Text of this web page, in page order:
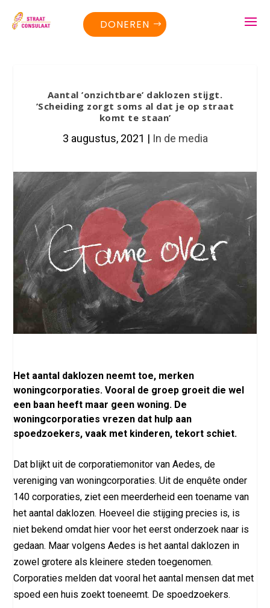
DONEREN
Aantal ’onzichtbare’ daklozen stijgt.
’Scheiding zorgt soms al dat je op straat
komt te staan’
3 augustus, 2021 | In de media
Het aantal daklozen neemt toe, merken
woningcorporaties. Vooral de groep groeit die wel
een baan heeft maar geen woning. De
woningcorporaties vrezen dat hulp aan
spoedzoekers, vaak met kinderen, tekort schiet.
Dat blijkt uit de corporatiemonitor van Aedes, de
vereniging van woningcorporaties. Uit de enquête onder
140 corporaties, ziet een meerderheid een toename van
het aantal daklozen. Hoeveel die stijging precies is, is
niet bekend omdat hier voor het eerst onderzoek naar is
gedaan. Maar volgens Aedes is het aantal daklozen in
zowel grotere als kleinere steden toegenomen.
Corporaties melden dat vooral het aantal mensen dat met
spoed een huis zoekt toeneemt. De spoedzoekers.